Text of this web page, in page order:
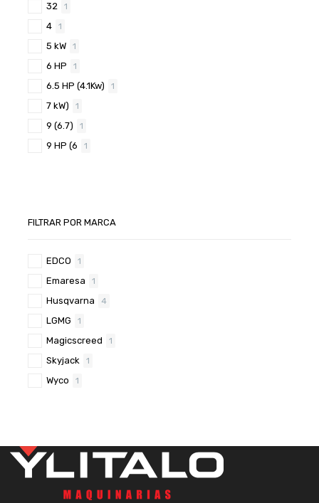
32 1
4 1
5 kW 1
6 HP 1
6.5 HP (4.1Kw) 1
7 kW) 1
9 (6.7) 1
9 HP (6 1
FILTRAR POR MARCA
EDCO 1
Emaresa 1
Husqvarna 4
LGMG 1
Magicscreed 1
Skyjack 1
Wyco 1